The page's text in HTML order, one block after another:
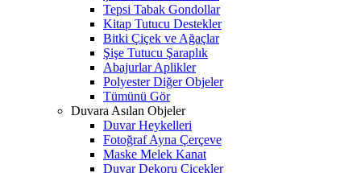
Tepsi Tabak Gondollar
Kitap Tutucu Destekler
Bitki Çiçek ve Ağaçlar
Şişe Tutucu Şaraplık
Abajurlar Aplikler
Polyester Diğer Objeler
Tümünü Gör
Duvara Asılan Objeler
Duvar Heykelleri
Fotoğraf Ayna Çerçeve
Maske Melek Kanat
Duvar Dekoru Çiçekler